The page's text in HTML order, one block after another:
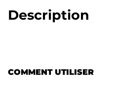
S
h
o
Description
COMMENT UTILISER